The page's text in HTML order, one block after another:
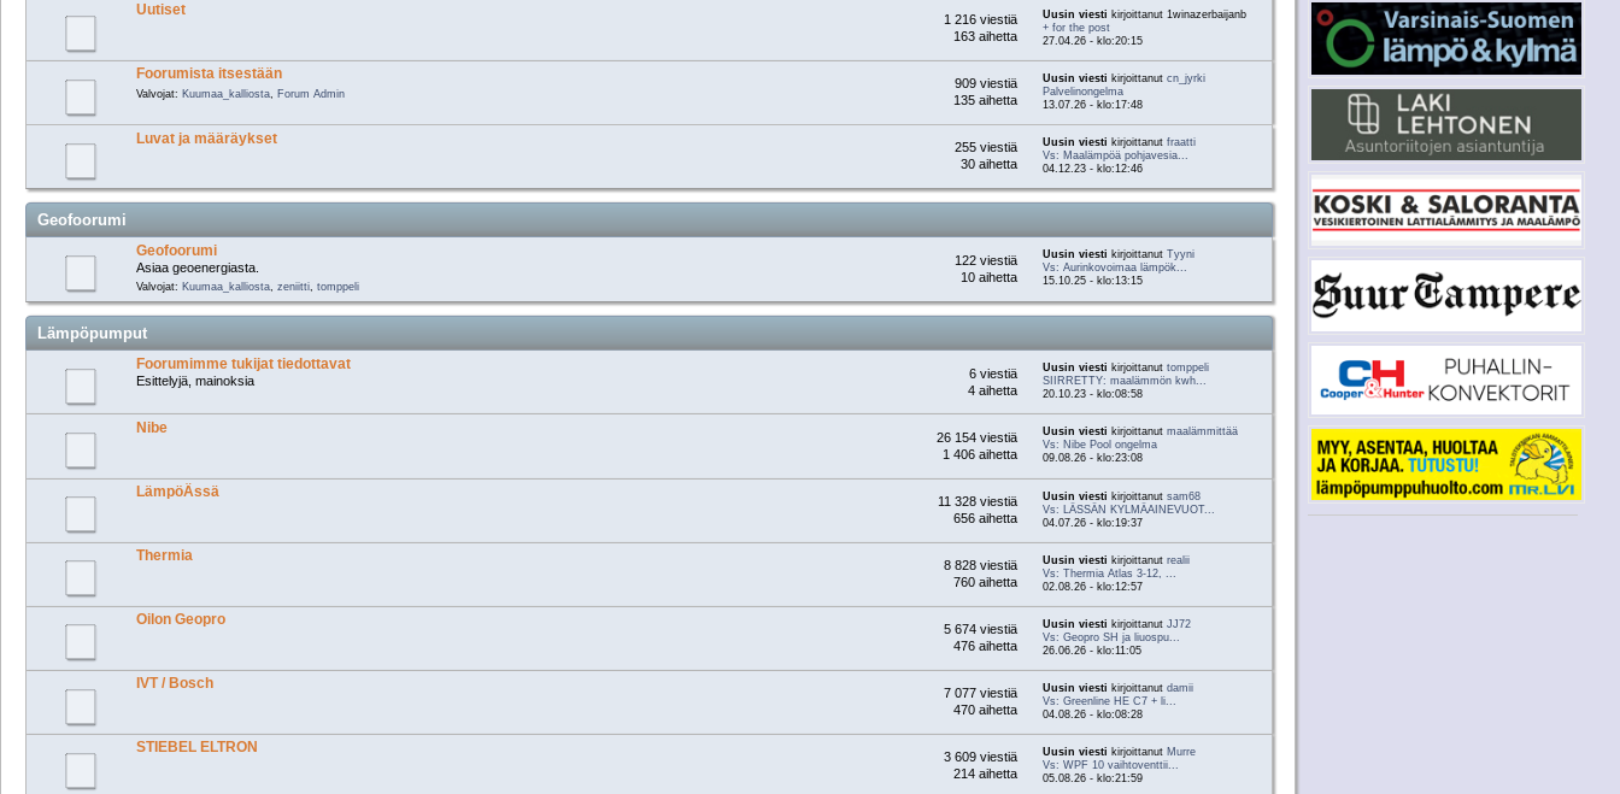
Uutiset Uusin viesti kirjoittanut 1winazerbaijanb
+ for the post
27.04.26 - klo:20:15
1 216 viestiä
163 aihetta
Foorumista itsestään
Valvojat: Kuumaa_kalliosta, Forum Admin
Uusin viesti kirjoittanut cn_jyrki
Palvelinongelma
13.07.26 - klo:17:48
909 viestiä
135 aihetta
Luvat ja määräykset Uusin viesti kirjoittanut fraatti
Vs: Maalämpöä pohjavesia...
04.12.23 - klo:12:46
255 viestiä
30 aihetta
Geofoorumi
Geofoorumi
Asiaa geoenergiasta.
Valvojat: Kuumaa_kalliosta, zeniitti, tomppeli
Uusin viesti kirjoittanut Tyyni
Vs: Aurinkovoimaa lämpök...
15.10.25 - klo:13:15
122 viestiä
10 aihetta
Lämpöpumput
Foorumimme tukijat tiedottavat
Esittelyjä, mainoksia
Uusin viesti kirjoittanut tomppeli
SIIRRETTY: maalämmön kwh...
20.10.23 - klo:08:58
6 viestiä
4 aihetta
Nibe Uusin viesti kirjoittanut maalämmittää
Vs: Nibe Pool ongelma
09.08.26 - klo:23:08
26 154 viestiä
1 406 aihetta
LämpöÄssä Uusin viesti kirjoittanut sam68
Vs: LÄSSÄN KYLMÄAINEVUOT...
04.07.26 - klo:19:37
11 328 viestiä
656 aihetta
Thermia Uusin viesti kirjoittanut realii
Vs: Thermia Atlas 3-12, ...
02.08.26 - klo:12:57
8 828 viestiä
760 aihetta
Oilon Geopro Uusin viesti kirjoittanut JJ72
Vs: Geopro SH ja liuospu...
26.06.26 - klo:11:05
5 674 viestiä
476 aihetta
IVT / Bosch Uusin viesti kirjoittanut damii
Vs: Greenline HE C7 + li...
04.08.26 - klo:08:28
7 077 viestiä
470 aihetta
STIEBEL ELTRON Uusin viesti kirjoittanut Murre
Vs: WPF 10 vaihtoventtii...
05.08.26 - klo:21:59
3 609 viestiä
214 aihetta